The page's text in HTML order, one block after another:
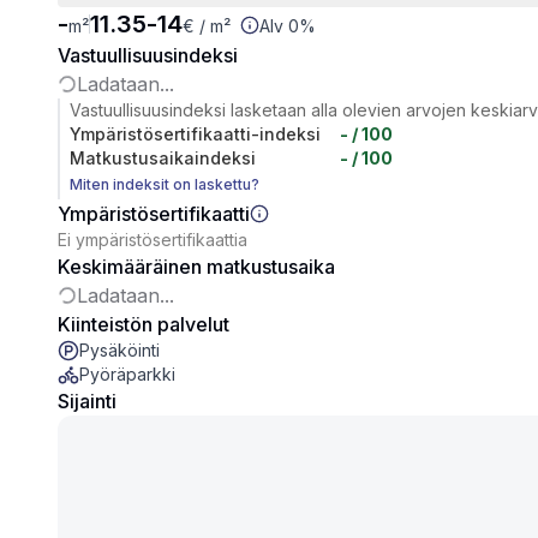
-m²11.35-14€ / m² Alv 0%
Vastuullisuusindeksi
Ladataan...
Vastuullisuusindeksi lasketaan alla olevien arvojen
Ympäristösertifikaatti-indeksi
- / 100
Matkustusaikaindeksi
- / 100
Miten indeksit on laskettu?
Ympäristösertifikaatti
Ei ympäristösertifikaattia
Keskimääräinen matkustusaika
Ladataan...
Kiinteistön palvelut
Pysäköinti
Pyöräparkki
Sijainti